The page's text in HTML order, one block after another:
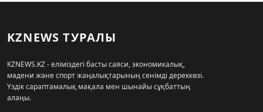
KZNEWS ТУРАЛЫ
KZNEWS.KZ - еліміздегі басты саяси, экономикалық,
мәдени және спорт жаңалықтарының сенімді дереккөзі.
Үздік сараптамалық мақала мен шынайы сұқбаттың
алаңы.